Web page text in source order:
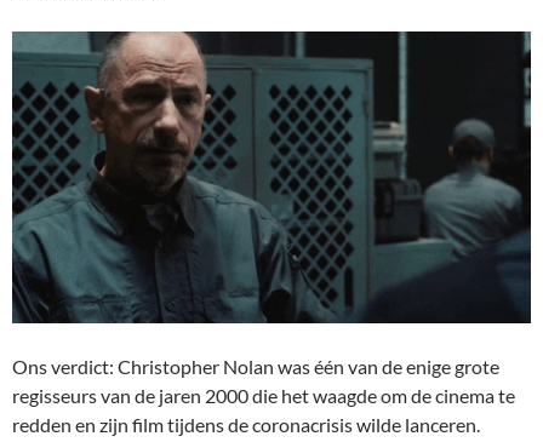
Ons verdict: Christopher Nolan was één van de enige grote
regisseurs van de jaren 2000 die het waagde om de cinema te
redden en zijn film tijdens de coronacrisis wilde lanceren.